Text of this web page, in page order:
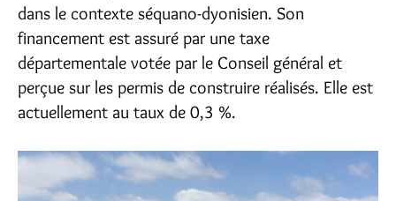
dans le contexte séquano-dyonisien. Son
financement est assuré par une taxe
départementale votée par le Conseil général et
perçue sur les permis de construire réalisés. Elle est
actuellement au taux de 0,3 %.